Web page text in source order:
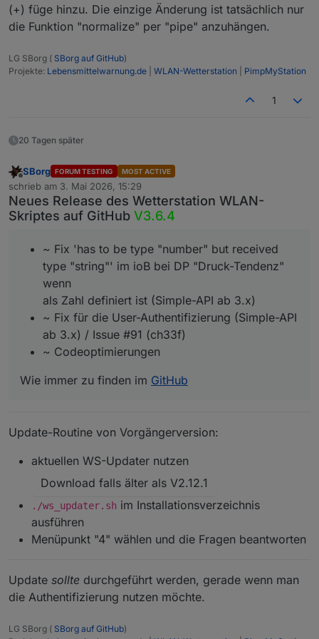
(+) füge hinzu. Die einzige Änderung ist tatsächlich nur
die Funktion "normalize" per "pipe" anzuhängen.
LG SBorg ( SBorg auf GitHub)
Projekte: Lebensmittelwarnung.de WLAN-Wetterstation PimpMyStation
1
20 Tagen später
Offline
SBorg FORUM TESTING MOST ACTIVE
schrieb am 3. Mai 2026, 15:29
zuletzt editiert von
Neues Release des Wetterstation WLAN-
Skriptes auf GitHub V3.6.4
~ Fix 'has to be type "number" but received
type "string"' im ioB bei DP "Druck-Tendenz"
wenn
als Zahl definiert ist (Simple-API ab 3.x)
~ Fix für die User-Authentifizierung (Simple-API
ab 3.x) / Issue #91 (ch33f)
~ Codeoptimierungen
Wie immer zu finden im GitHub
Update-Routine von Vorgängerversion:
aktuellen WS-Updater nutzen
Download falls älter als V2.12.1
./ws_updater.sh im Installationsverzeichnis
ausführen
Menüpunkt "4" wählen und die Fragen beantworten
Update sollte durchgeführt werden, gerade wenn man
die Authentifizierung nutzen möchte.
LG SBorg ( SBorg auf GitHub)